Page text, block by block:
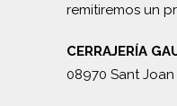
remitiremos un
CERRAJERÍA
08970 Sant